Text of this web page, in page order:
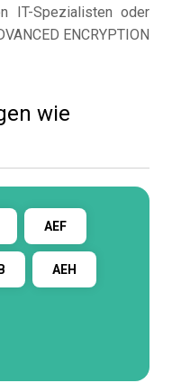
IT-Spezialisten oder
ENCRYPTION
wie
AEF
AEH